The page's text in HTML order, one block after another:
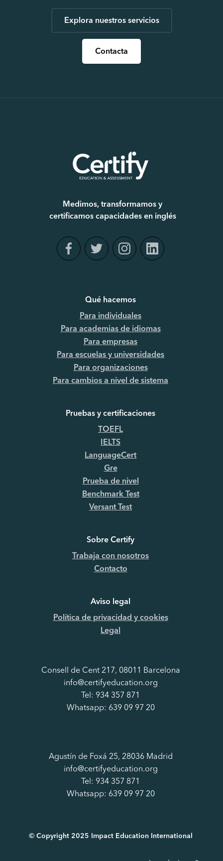
Explora nuestros servicios
Contacta
Medimos, transformamos y
certificamos capacidades en inglés
Qué hacemos
Para individuales
Para academias de idiomas
Para empresas
Para escuelas y universidades
Para organizaciones
Para cambios a nivel de sistema
Pruebas y certificaciones
TOEFL
IELTS
LanguageCert
Gre
Prueba de nivel
Benchmark Test
Versant Test
Sobre Certify
Trabaja con nosotros
Contacto
Aviso legal
Política de privacidad y cookies
Legal
Consell de Cent 217, 08011 Barcelona
info@certifyeducation.org
Tel: 934 357 871
Whatsapp: 639 09 97 20
Agustín de Foxá 25, 28036 Madrid
info@certifyeducation.org
Tel: 934 357 871
Whatsapp: 639 09 97 20
© Copyright 2025 Impact Education International